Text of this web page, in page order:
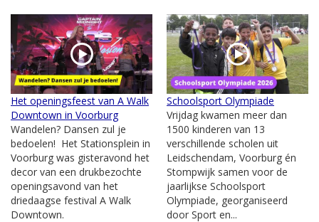
Het openingsfeest van A Walk
Downtown in Voorburg
Wandelen? Dansen zul je
bedoelen! Het Stationsplein in
Voorburg was gisteravond het
decor van een drukbezochte
openingsavond van het
driedaagse festival A Walk
Downtown.
Schoolsport Olympiade
Vrijdag kwamen meer dan
1500 kinderen van 13
verschillende scholen uit
Leidschendam, Voorburg én
Stompwijk samen voor de
jaarlijkse Schoolsport
Olympiade, georganiseerd
door Sport en...